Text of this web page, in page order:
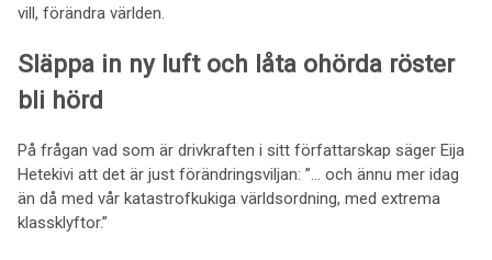
vill, förändra världen.
Släppa in ny luft och låta ohörda röster
bli hörd
På frågan vad som är drivkraften i sitt författarskap säger Eija
Hetekivi att det är just förändringsviljan: ”… och ännu mer idag
än då med vår katastrofkukiga världsordning, med extrema
klassklyftor.”